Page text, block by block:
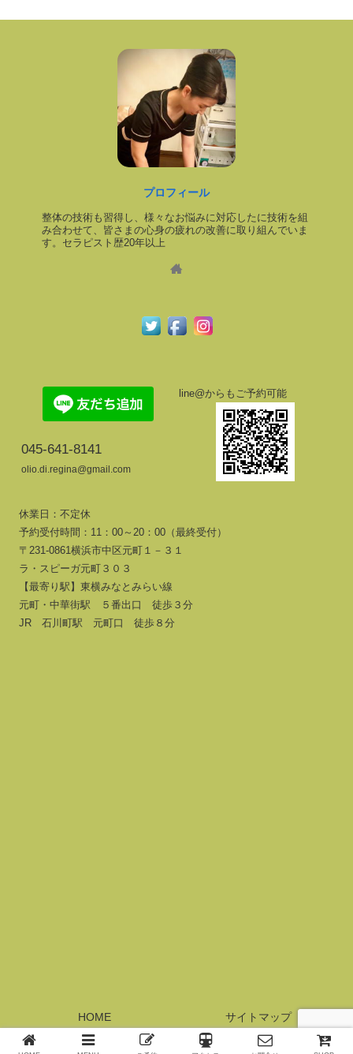
プロフィール
整体の技術も習得し、様々なお悩みに対応したに技術を組
み合わせて、皆さまの心身の疲れの改善に取り組んでいま
す。セラピスト歴20年以上
045-641-8141
olio.di.regina@gmail.com
line@からもご予約可能
休業日：不定休
予約受付時間：11：00～20：00（最終受付）
〒231-0861横浜市中区元町１－３１
ラ・スピーガ元町３０３
【最寄り駅】東横みなとみらい線
元町・中華街駅 ５番出口 徒歩３分
JR 石川町駅 元町口 徒歩８分
HOME サイトマップ
© 2017 横浜元町サロン・レジーナ.